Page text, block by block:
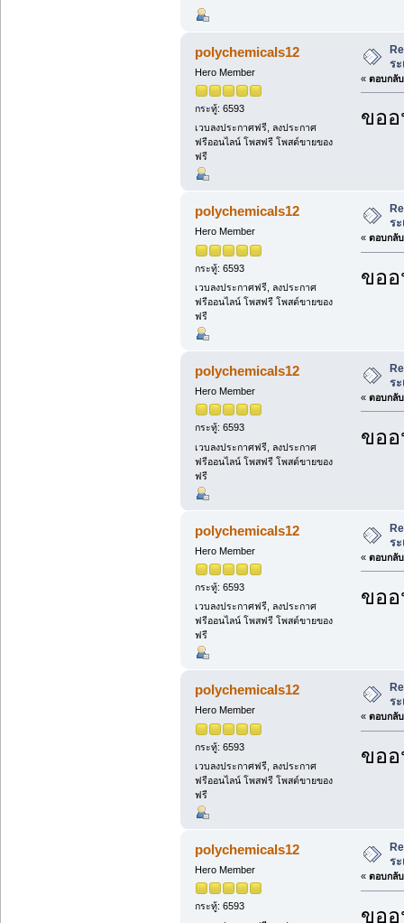
polychemicals12
Hero Member
กระทู้: 6593
เวบลงประกาศฟรี, ลงประกาศ
ฟรีออนไลน์ โพสฟรี โพสต์ขายของ
ฟรี
ร
« ตอบกลั
ขอ
polychemicals12
Hero Member
กระทู้: 6593
เวบลงประกาศฟรี, ลงประกาศ
ฟรีออนไลน์ โพสฟรี โพสต์ขายของ
ฟรี
ร
« ตอบกลั
ขอ
polychemicals12
Hero Member
กระทู้: 6593
เวบลงประกาศฟรี, ลงประกาศ
ฟรีออนไลน์ โพสฟรี โพสต์ขายของ
ฟรี
ร
« ตอบกลั
ขอ
polychemicals12
Hero Member
กระทู้: 6593
เวบลงประกาศฟรี, ลงประกาศ
ฟรีออนไลน์ โพสฟรี โพสต์ขายของ
ฟรี
ร
« ตอบกลั
ขอ
polychemicals12
Hero Member
กระทู้: 6593
เวบลงประกาศฟรี, ลงประกาศ
ฟรีออนไลน์ โพสฟรี โพสต์ขายของ
ฟรี
ร
« ตอบกลั
ขอ
polychemicals12
Hero Member
กระทู้: 6593
ร
« ตอบกลั
ขอ